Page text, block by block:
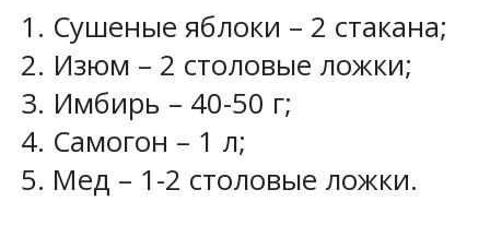
Сушеные яблоки – 2 стакана;
Изюм – 2 столовые ложки;
Имбирь – 40-50 г;
Самогон – 1 л;
Мед – 1-2 столовые ложки.